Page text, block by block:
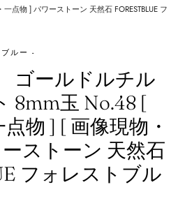
点物 ] パワーストーン 天然石 FORESTBLUE フ
ルー -
ゴールドルチル
8mm玉 No.48 [
物 ] [ 画像現物・
ストーン 天然石
フォレストブル